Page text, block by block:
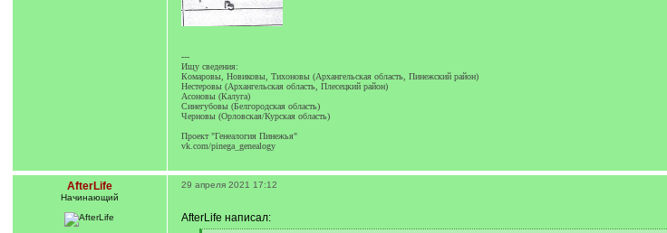
---
Ищу сведения:
Комаровы, Новиковы, Тихоновы (Архангельская область, Пинежский район)
Нестеровы (Архангельская область, Плесецкий район)
Асоновы (Калуга)
Синегубовы (Белгородская область)
Черновы (Орловская/Курская область)
Проект "Генеалогия Пинежья"
vk.com/pinega_genealogy
AfterLife
Начинающий
29 апреля 2021 17:12
AfterLife написал: